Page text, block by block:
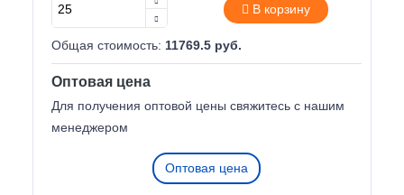
В корзину
Общая стоимость: 11769.5 руб.
Оптовая цена
Для получения оптовой цены свяжитесь с нашим
менеджером
Оптовая цена